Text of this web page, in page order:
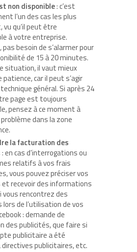
non disponible: c’est
l’un des cas les plus
qu’il peut être
à votre entreprise.
besoin de s’alarmer pour
de 15 à 20 minutes.
situation, il vaut mieux
patience, car il peut s’agir
technique général. Si après 24
page est toujours
pensez à ce moment à
dans la zone
la facturation des
: en cas d’interrogations ou
relatifs à vos frais
vous pouvez préciser vos
recevoir des informations
vous rencontrez des
lors de l’utilisation de vos
: demande de
des publicités, que faire si
publicitaire a été
publicitaires, etc.